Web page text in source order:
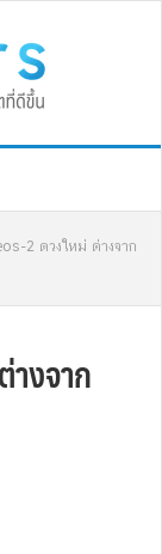
2 ดวงใหม่ ต่างจาก
างจาก